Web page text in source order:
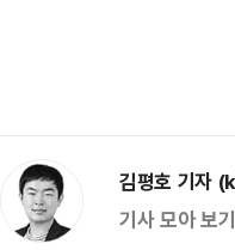
김평호 기자
기사 모아 보